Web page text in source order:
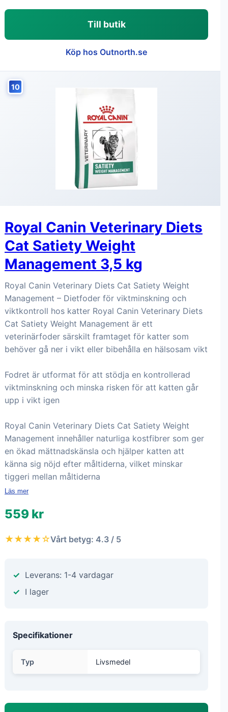
Till butik
Köp hos Outnorth.se
10
Royal Canin Veterinary Diets
Cat Satiety Weight
Management 3,5 kg
Royal Canin Veterinary Diets Cat Satiety Weight
Management – Dietfoder för viktminskning och
viktkontroll hos katter Royal Canin Veterinary Diets
Cat Satiety Weight Management är ett
veterinärfoder särskilt framtaget för katter som
behöver gå ner i vikt eller bibehålla en hälsosam vikt
Fodret är utformat för att stödja en kontrollerad
viktminskning och minska risken för att katten går
upp i vikt igen
Royal Canin Veterinary Diets Cat Satiety Weight
Management innehåller naturliga kostfibrer som ger
en ökad mättnadskänsla och hjälper katten att
känna sig nöjd efter måltiderna, vilket minskar
tiggeri mellan måltiderna
Läs mer
559 kr
★★★★☆Vårt betyg: 4.3 / 5
Leverans: 1-4 vardagar
I lager
Specifikationer
Typ Livsmedel